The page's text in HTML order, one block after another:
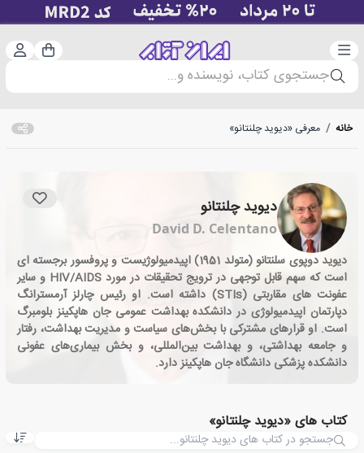
دسته‌بندی سبد
جستجوی کتاب، نویسنده و...
خانه / معرفی «دیوید چلنتانو»
دیوید چلنتانو
David D. Celentano
دیوید دوپوی سلنتانو (متولد 1951) اپیدمیولوژیست و پروفسور برجسته ای
است که سهم قابل توجهی در ترویج تحقیقات در مورد HIV/AIDS و سایر
عفونت های مقاربتی (STIs) داشته است. او رئیس چارلز آرمسترانگ
دپارتمان اپیدمیولوژی در دانشکده بهداشت عمومی جان هاپکینز بلومبرگ
است. او قرارهای مشترکی با بخش‌های سیاست و مدیریت بهداشت، رفتار
و جامعه بهداشتی، و بهداشت بین‌المللی، و بخش بیماری‌های عفونی
دانشکده پزشکی دانشگاه جان هاپکینز دارد.
کتاب های «دیوید چلنتانو»